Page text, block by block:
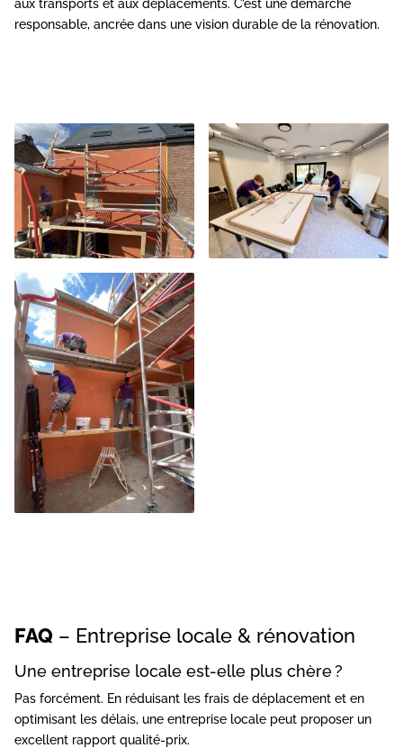
responsable, ancrée dans une vision durable de la rénovation.
FAQ – Entreprise locale & rénovation
Une entreprise locale est-elle plus chère ?
Pas forcément. En réduisant les frais de déplacement et en
optimisant les délais, une entreprise locale peut proposer un
excellent rapport qualité-prix.